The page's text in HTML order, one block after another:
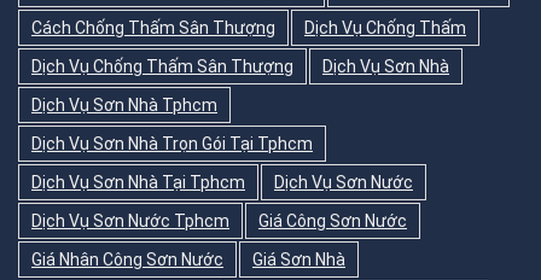
Cách Chống Thấm Sân Thượng
Dịch Vụ Chống Thấm
Dịch Vụ Chống Thấm Sân Thượng
Dịch Vụ Sơn Nhà
Dịch Vụ Sơn Nhà Tphcm
Dịch Vụ Sơn Nhà Trọn Gói Tại Tphcm
Dịch Vụ Sơn Nhà Tại Tphcm
Dịch Vụ Sơn Nước
Dịch Vụ Sơn Nước Tphcm
Giá Công Sơn Nước
Giá Nhân Công Sơn Nước
Giá Sơn Nhà